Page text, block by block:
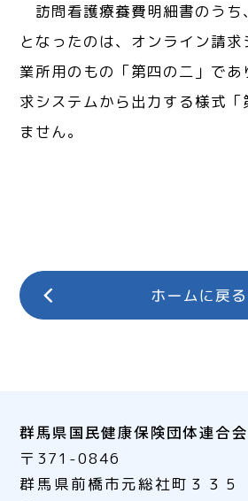
訪問看護療養費明細書のうち
となったのは、オンライン請
業所用のもの「第四の二」で
求システムから出力する様式「
ません。
群馬県国民健康保険団体連合会
〒371-0846
群馬県前橋市元総社町３３５